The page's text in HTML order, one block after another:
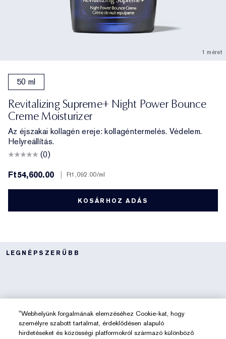
1 méret
50 ml
Revitalizing Supreme+ Night Power Bounce
Creme Moisturizer
Az éjszakai kollagén ereje: kollagéntermelés. Védelem.
Helyreállítás.
(0)
Ft54,600.00
Ft1,092.00/ml
KOSÁRHOZ ADÁS
LEGNÉPSZERŰBB
"Webhelyünk forgalmának elemzéséhez Cookie-kat, hogy
személyre szabott tartalmat, érdeklődésen alapuló
hirdetéseket és közösségi platformokról származó különböző